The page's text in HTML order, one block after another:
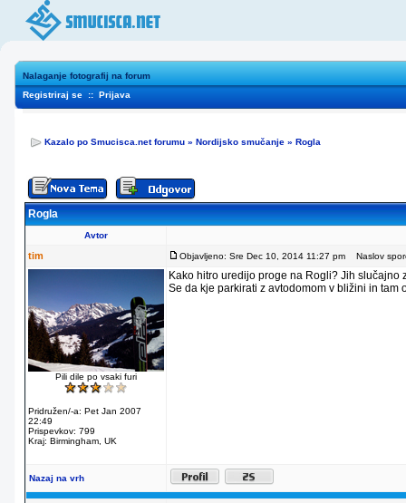
Nalaganje fotografij na forum
Registriraj se :: Prijava
Kazalo po Smucisca.net forumu » Nordijsko smučanje » Rogla
Rogla
Avtor
tim Objavljeno: Sre Dec 10, 2014 11:27 pm Naslov
Pili dile po vsaki furi
Pridružen/-a: Pet Jan 2007
22:49
Prispevkov: 799
Kraj: Birmingham, UK
Kako hitro uredijo proge na Rogli? Jih slučajno
Se da kje parkirati z avtodomom v bližini in tam
Nazaj na vrh